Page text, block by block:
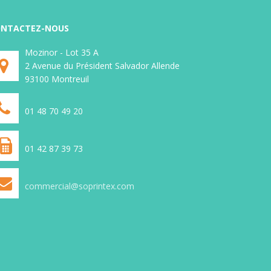
code
sur
(sur
direct, étiquettes personnalisées,
étiquette logiciel, étiquettes code
barre, étiquette transport,
NOUS
Mozinor - Lot 35 A
2 Avenue du Président Salvador Allende
93100 Montreuil
01 48 70 49 20
01 42 87 39 73
commercial@soprintex.com